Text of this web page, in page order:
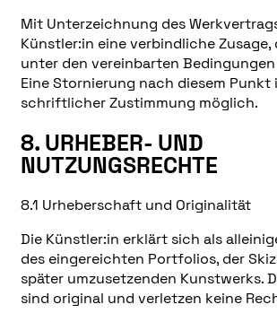
Mit Unterzeichnung des
Künstler:in eine verbindliche Zusage,
unter den vereinbarten
Eine Stornierung nach diesem
schriftlicher Zustimmung möglich.
8. URHEBER- UND
NUTZUNGSRECHTE
8.1 Urheberschaft und Originalität
Die Künstler:in erklärt sich als
des eingereichten Portfolios, der
später umzusetzenden Kunstwerks.
sind original und verletzen keine